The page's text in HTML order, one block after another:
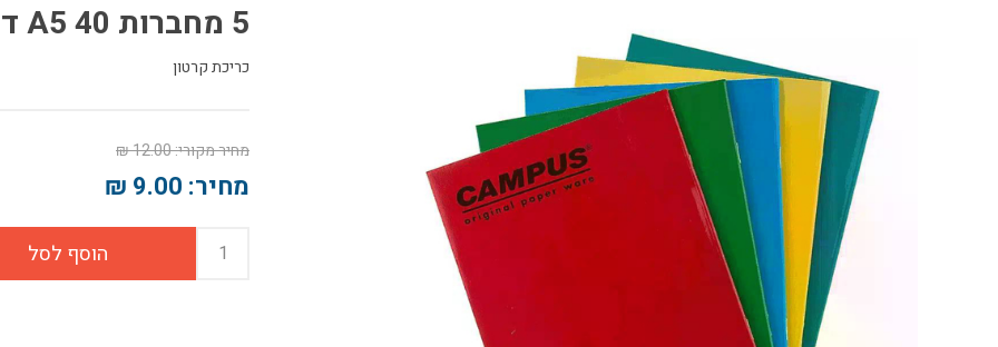
5 מחברות A5 40 דף קמפוס שורה
כריכת קרטון
מחיר מקורי:12.00 ₪
מחיר: 9.00 ₪